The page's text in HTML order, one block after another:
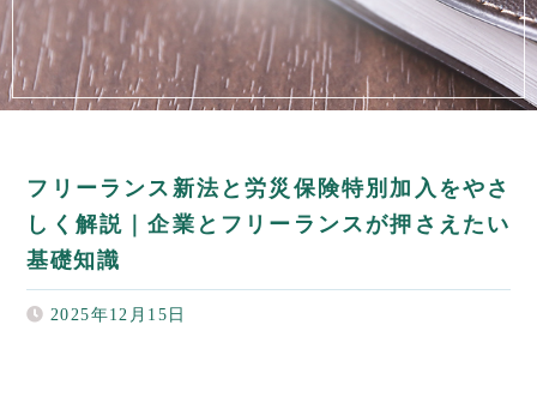
フリーランス新法と労災保険特別加入をやさ
しく解説｜企業とフリーランスが押さえたい
基礎知識
2025年12月15日